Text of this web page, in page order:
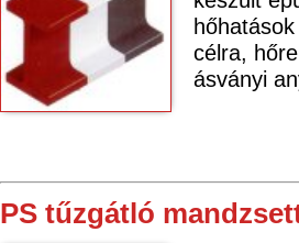
célra,
ásványi
PS tűzgátló